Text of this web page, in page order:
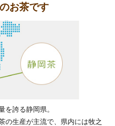
お茶です
を誇る静岡県。
の生産が主流で、県内には牧之